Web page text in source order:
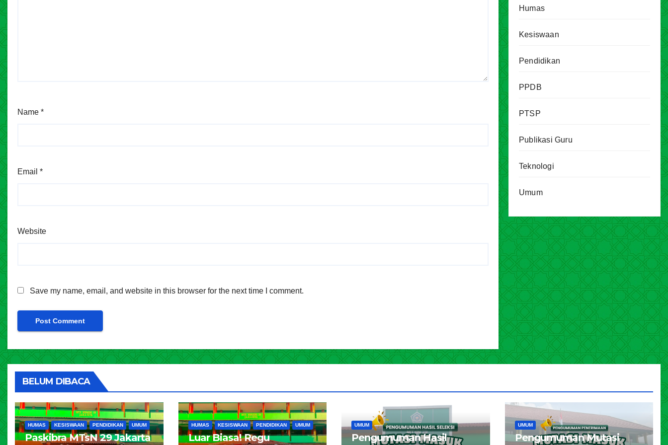
Name *
Email *
Website
Save my name, email, and website in this browser for the next time I comment.
Humas
Kesiswaan
Pendidikan
PPDB
PTSP
Publikasi Guru
Teknologi
Umum
BELUM DIBACA
HUMAS KESISWAAN PENDIDIKAN UMUM
Paskibra MTsN 29 Jakarta
HUMAS KESISWAAN PENDIDIKAN UMUM
Luar Biasa! Regu
UMUM
Pengumuman Hasil
UMUM
Pengumuman Mutasi